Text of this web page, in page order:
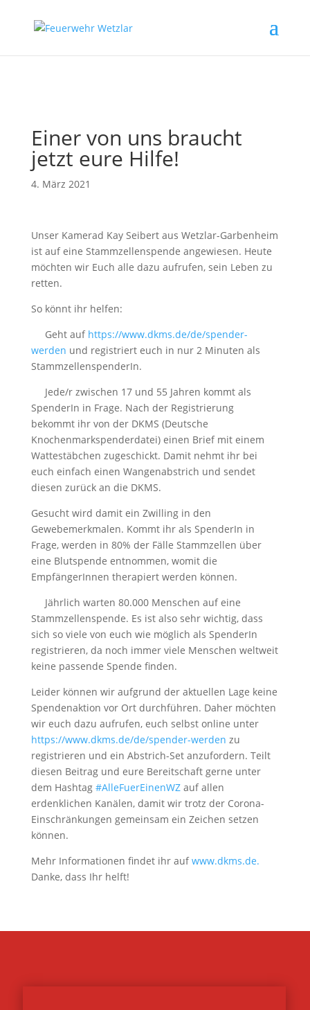
title-Attribut liest
Einer von uns braucht
jetzt eure Hilfe!
4. März 2021
Unser Kamerad Kay Seibert aus Wetzlar-Garbenheim
ist auf eine Stammzellenspende angewiesen. Heute
möchten wir Euch alle dazu aufrufen, sein Leben zu
retten.
So könnt ihr helfen:
Geht auf https://www.dkms.de/de/spender-
werden und registriert euch in nur 2 Minuten als
StammzellenspenderIn.
Jede/r zwischen 17 und 55 Jahren kommt als
SpenderIn in Frage. Nach der Registrierung
bekommt ihr von der DKMS (Deutsche
Knochenmarkspenderdatei) einen Brief mit einem
Wattestäbchen zugeschickt. Damit nehmt ihr bei
euch einfach einen Wangenabstrich und sendet
diesen zurück an die DKMS.
Gesucht wird damit ein Zwilling in den
Gewebemerkmalen. Kommt ihr als SpenderIn in
Frage, werden in 80% der Fälle Stammzellen über
eine Blutspende entnommen, womit die
EmpfängerInnen therapiert werden können.
Jährlich warten 80.000 Menschen auf eine
Stammzellenspende. Es ist also sehr wichtig, dass
sich so viele von euch wie möglich als SpenderIn
registrieren, da noch immer viele Menschen weltweit
keine passende Spende finden.
Leider können wir aufgrund der aktuellen Lage keine
Spendenaktion vor Ort durchführen. Daher möchten
wir euch dazu aufrufen, euch selbst online unter
https://www.dkms.de/de/spender-werden zu
registrieren und ein Abstrich-Set anzufordern. Teilt
diesen Beitrag und eure Bereitschaft gerne unter
dem Hashtag #AlleFuerEinenWZauf allen
erdenklichen Kanälen, damit wir trotz der Corona-
Einschränkungen gemeinsam ein Zeichen setzen
können.
Mehr Informationen findet ihr aufwww.dkms.de.
Danke, dass Ihr helft!